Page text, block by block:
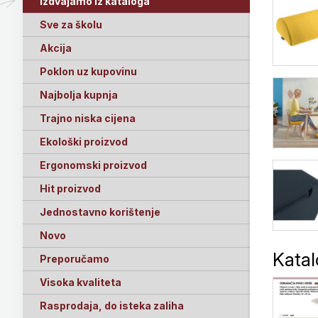
Sve za školu
Akcija
Poklon uz kupovinu
Najbolja kupnja
Trajno niska cijena
Ekološki proizvod
Ergonomski proizvod
Hit proizvod
Jednostavno korištenje
Novo
Preporučamo
Visoka kvaliteta
Rasprodaja, do isteka zaliha